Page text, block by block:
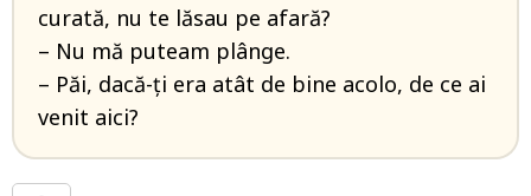
curată, nu te lăsau pe afară?
– Nu mă puteam plânge.
– Păi, dacă-ți era atât de bine acolo, de ce ai
venit aici?